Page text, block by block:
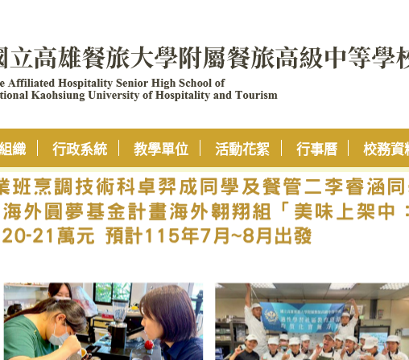
織 行政系統 教學單位 活動花絮 行事曆 校務資